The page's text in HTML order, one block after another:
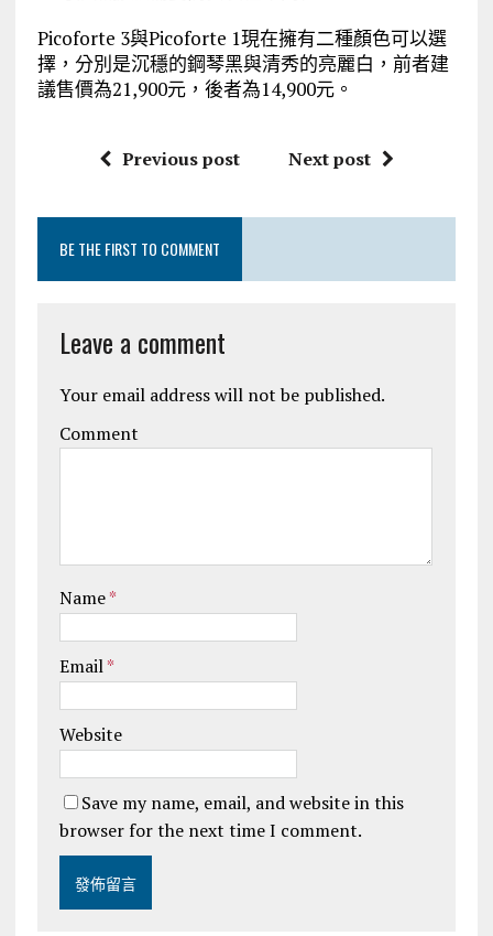
Picoforte 3與Picoforte 1現在擁有二種顏色可以選
擇，分別是沉穩的鋼琴黑與清秀的亮麗白，前者建
議售價為21,900元，後者為14,900元。
Previous post Next post
BE THE FIRST TO COMMENT
Leave a comment
Your email address will not be published.
Comment
Name*
Email*
Website
Save my name, email, and website in this
browser for the next time I comment.